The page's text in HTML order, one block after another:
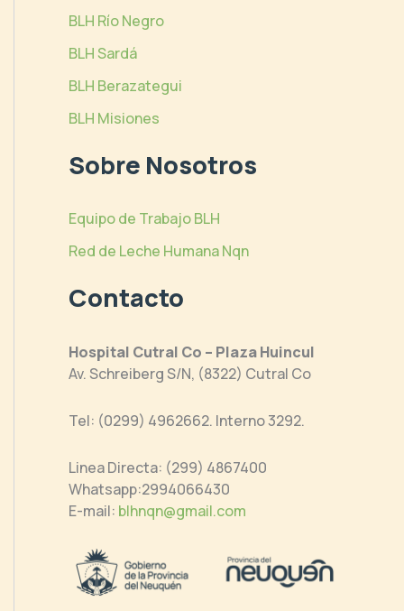
BLH Río Negro
BLH Sardá
BLH Berazategui
BLH Misiones
Sobre Nosotros
Equipo de Trabajo BLH
Red de Leche Humana Nqn
Contacto
Hospital Cutral Co – Plaza Huincul
Av. Schreiberg S/N, (8322) Cutral Co
Tel: (0299) 4962662. Interno 3292.
Linea Directa: (299) 4867400
Whatsapp:2994066430
E-mail: blhnqn@gmail.com